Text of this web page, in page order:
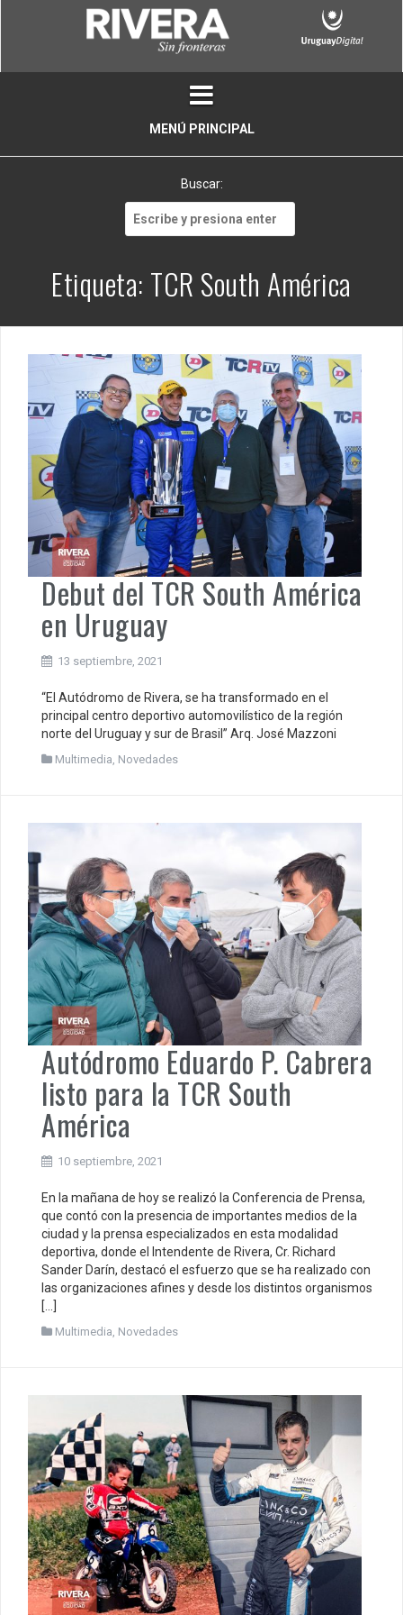
MENÚ PRINCIPAL
Buscar:
Etiqueta: TCR South América
Debut del TCR South América
en Uruguay
13 septiembre, 2021
“El Autódromo de Rivera, se ha transformado en el
principal centro deportivo automovilístico de la región
norte del Uruguay y sur de Brasil” Arq. José Mazzoni
Multimedia Novedades
Autódromo Eduardo P. Cabrera
listo para la TCR South
América
10 septiembre, 2021
En la mañana de hoy se realizó la Conferencia de Prensa,
que contó con la presencia de importantes medios de la
ciudad y la prensa especializados en esta modalidad
deportiva, donde el Intendente de Rivera, Cr. Richard
Sander Darín, destacó el esfuerzo que se ha realizado con
las organizaciones afines y desde los distintos organismos
[…]
Multimedia, Novedades